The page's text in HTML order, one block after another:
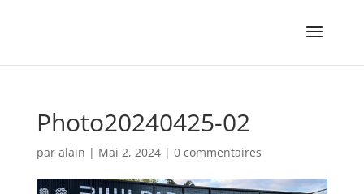
Photo20240425-02
par alain | Mai 2, 2024| 0 commentaires